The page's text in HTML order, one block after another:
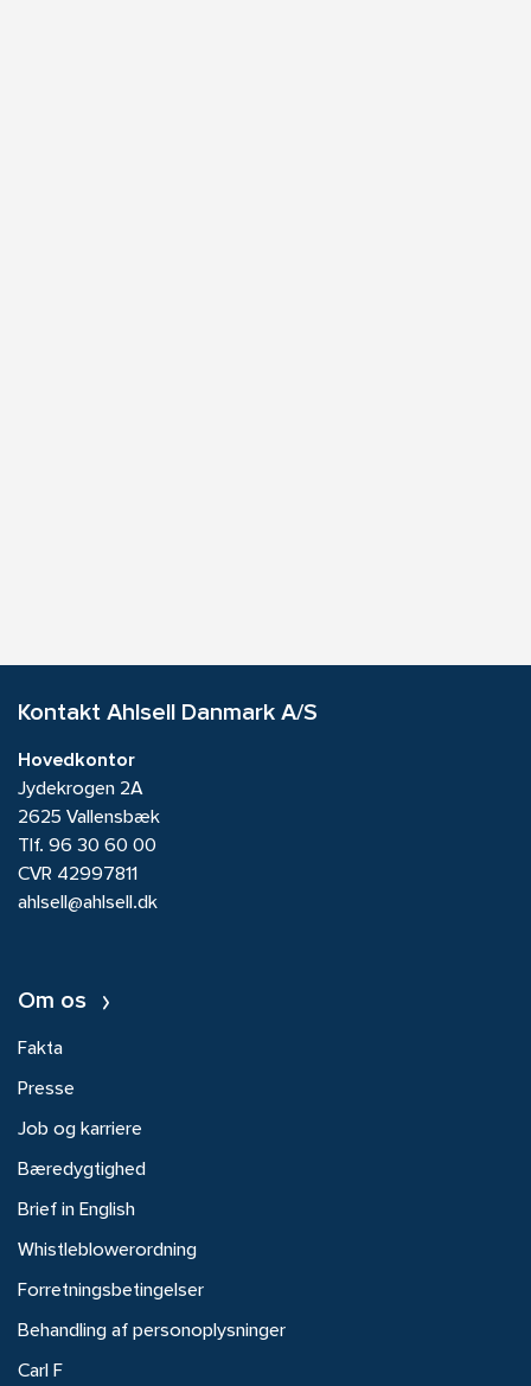
Kontakt Ahlsell Danmark A/S
Hovedkontor
Jydekrogen 2A
2625 Vallensbæk
Tlf. 96 30 60 00
CVR 42997811
ahlsell@ahlsell.dk
Om os
Fakta
Presse
Job og karriere
Bæredygtighed
Brief in English
Whistleblowerordning
Forretningsbetingelser
Behandling af personoplysninger
Carl F